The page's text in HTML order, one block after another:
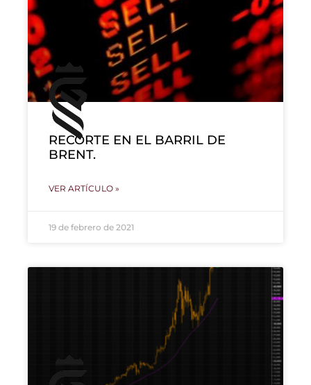
RECORTE EN EL BARRIL DE
BRENT.
VER ARTÍCULO »
19 de febrero de 2021